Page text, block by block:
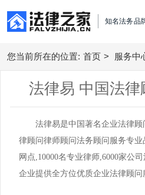
知名法务品
首页
债务优化顾问
劳动用工管理
债权债务纠纷
债务重组
股权事务
劳动用工
法务咨询
您当前所在的位置: 首页 > 服务中
法律易 中国法律
法律易是中国著名企业法律顾
律顾问律师顾问法务顾问服务专业
网点,10000名专业律师,6000家公
企业提供全方位优质企业法律顾问